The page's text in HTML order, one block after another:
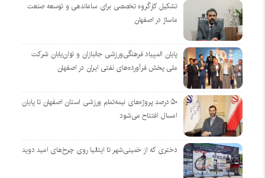
تشکیل کارگروه تخصصی برای ساماندهی و توسعه صنعت
ماساژ در اصفهان
پایان المپیاد فرهنگی‌ورزشی جانبازان و توان‌یابان شرکت
ملی پخش فرآورده‌های نفتی ایران در اصفهان
۵۰ درصد پروژه‌های نیمه‌تمام ورزشی استان اصفهان تا پایان
امسال افتتاح می‌شود
دختری که از خمینی‌شهر تا ایتالیا روی چرخ‌های امید دوید